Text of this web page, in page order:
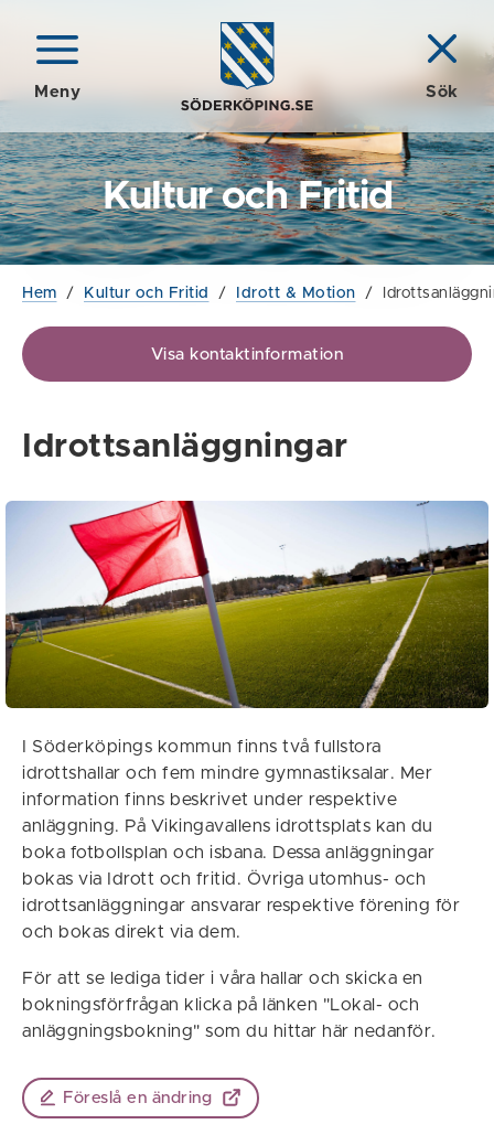
Meny Sök
Kultur och Fritid
Hem / Kultur och Fritid / Idrott & Motion /
Visa kontaktinformation
Idrottsanläggningar
I Söderköpings kommun finns två fullstora
idrottshallar och fem mindre gymnastiksalar. Mer
information finns beskrivet under respektive
anläggning. På Vikingavallens idrottsplats kan du
boka fotbollsplan och isbana. Dessa anläggningar
bokas via Idrott och fritid. Övriga utomhus- och
idrottsanläggningar ansvarar respektive förening för
och bokas direkt via dem.
För att se lediga tider i våra hallar och skicka en
bokningsförfrågan klicka på länken "Lokal- och
anläggningsbokning" som du hittar här nedanför.
Föreslå en ändring